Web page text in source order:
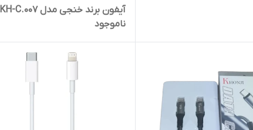
آیفون برند خنجی مدل KH-C.007
ناموجود